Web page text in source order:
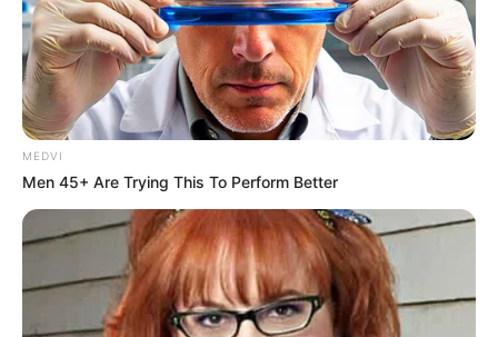
MEDVI
Men 45+ Are Trying This To Perform Better